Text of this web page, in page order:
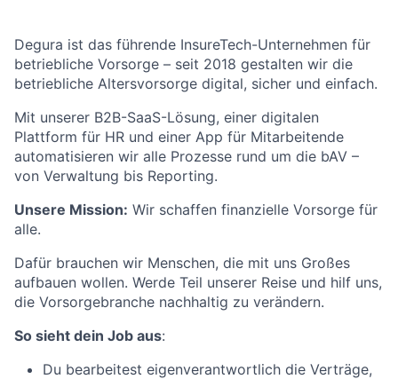
Degura ist das führende InsureTech-Unternehmen für
betriebliche Vorsorge – seit 2018 gestalten wir die
betriebliche Altersvorsorge digital, sicher und einfach.
Mit unserer B2B-SaaS-Lösung, einer digitalen
Plattform für HR und einer App für Mitarbeitende
automatisieren wir alle Prozesse rund um die bAV –
von Verwaltung bis Reporting.
Unsere Mission: Wir schaffen finanzielle Vorsorge für
alle.
Dafür brauchen wir Menschen, die mit uns Großes
aufbauen wollen. Werde Teil unserer Reise und hilf uns,
die Vorsorgebranche nachhaltig zu verändern.
So sieht dein Job aus:
Du bearbeitest eigenverantwortlich die Verträge,